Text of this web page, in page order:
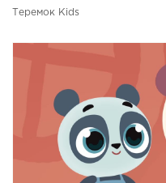
Теремок Kids